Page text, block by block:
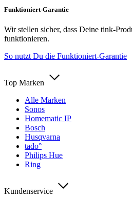
Funktioniert-Garantie
Wir stellen sicher, dass Deine tink-
funktionieren.
So nutzt Du die Funktioniert-Garantie
Top Marken
Alle Marken
Sonos
Homematic IP
Bosch
Husqvarna
tado°
Philips Hue
Ring
Kundenservice